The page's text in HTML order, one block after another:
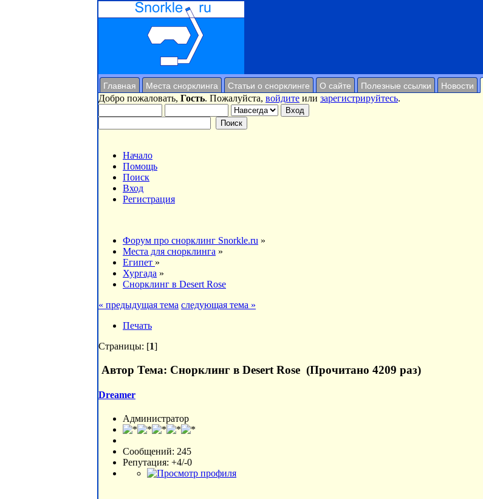
Главная Места снорклинга Статьи о снорклинге О сайте Полезные ссылки Новости
Добро пожаловать, Гость. Пожалуйста, войдите или зарегистрируйтесь.
Начало
Помощь
Поиск
Вход
Регистрация
Форум про снорклинг Snorkle.ru »
Места для снорклинга »
Египет »
Хургада »
Снорклинг в Desert Rose
« предыдущая тема следующая тема »
Печать
Страницы: [1]
Автор Тема: Снорклинг в Desert Rose (Прочитано 4209 раз)
Dreamer
Администратор
Сообщений: 245
Репутация: +4/-0